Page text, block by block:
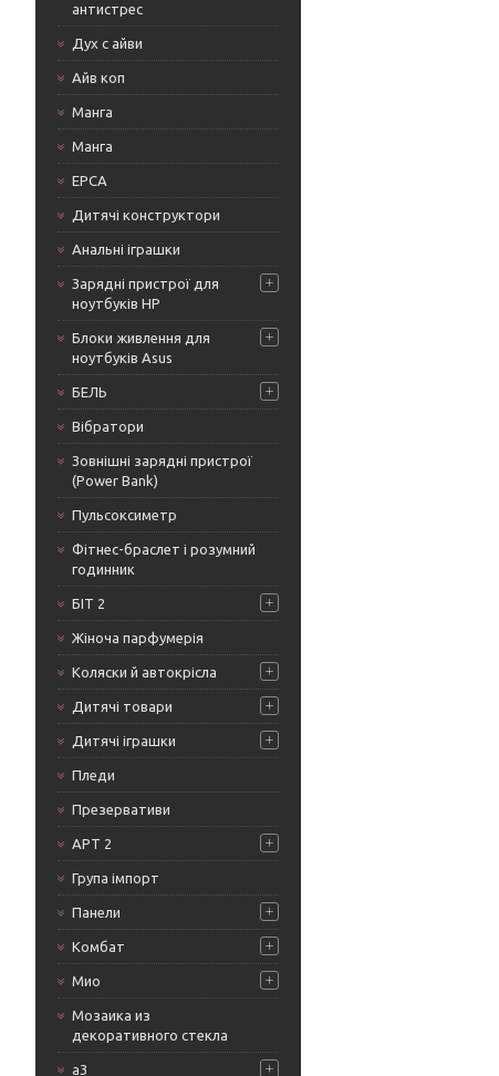
антистрес
Дух с айви
Айв коп
Манга
Манга
ЕРСА
Дитячі конструктори
Анальні іграшки
Зарядні пристрої для
ноутбуків HP
Блоки живлення для
ноутбуків Asus
БЕЛЬ
Вібратори
Зовнішні зарядні пристрої
(Power Bank)
Пульсоксиметр
Фітнес-браслет і розумний
годинник
БІТ 2
Жіноча парфумерія
Коляски й автокрісла
Дитячі товари
Дитячі іграшки
Пледи
Презервативи
АРТ 2
Група імпорт
Панели
Комбат
Мио
Мозаика из
декоративного стекла
а3